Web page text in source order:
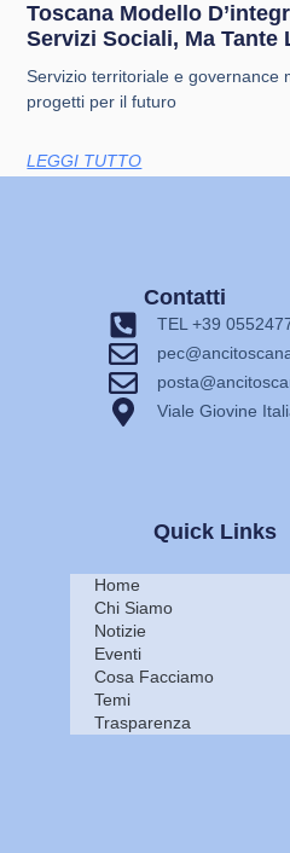
Toscana Modello
Servizi Sociali, Ma Tante
Servizio territoriale e governance
progetti per il futuro
LEGGI TUTTO
Quick Links
Home
Chi Siamo
Notizie
Eventi
Cosa Facciamo
Temi
Trasparenza
Contatti
TEL +39
Viale Giovine